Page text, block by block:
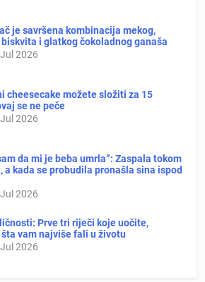
je savršena kombinacija mekog,
i glatkog čokoladnog ganaša
2026
cheesecake možete složiti za 15
se ne peče
2026
da mi je beba umrla”: Zaspala tokom
a kada se probudila pronašla sina ispod
2026
Prve tri riječi koje uočite,
vam najviše fali u životu
2026